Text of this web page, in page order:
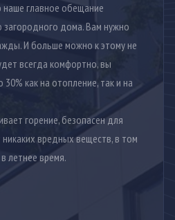
главное обещание
загородного дома. Вам нужно
И больше можно к этому не
всегда комфортно, вы
как на отопление, так и на
горение, безопасен для
вредных веществ, в том
летнее время.